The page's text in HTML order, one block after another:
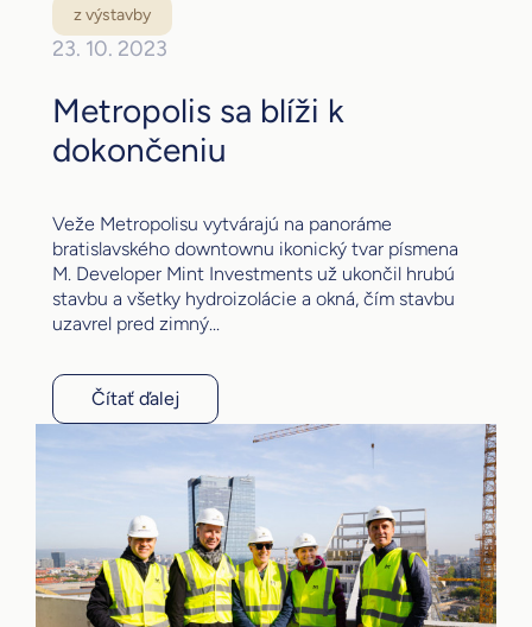
23. 10. 2023
z výstavby
Metropolis sa blíži k
dokončeniu
Veže Metropolisu vytvárajú na panoráme
bratislavského downtownu ikonický tvar písmena
M. Developer Mint Investments už ukončil hrubú
stavbu a všetky hydroizolácie a okná, čím stavbu
uzavrel pred zimný...
Čítať ďalej